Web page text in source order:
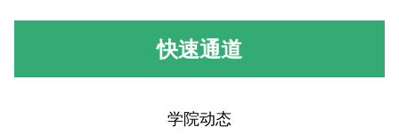
快速通道
学院动态